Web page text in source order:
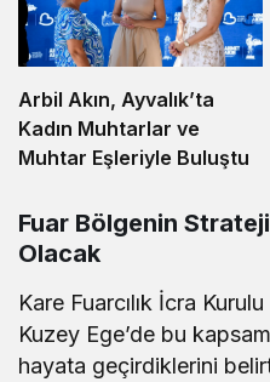
Arbil Akın, Ayvalık’ta
Kadın Muhtarlar ve
Muhtar Eşleriyle Buluştu
Fuar Bölgenin
Olacak
Kare Fuarcılık İcra
Kuzey Ege’de bu
hayata geçirdiklerini